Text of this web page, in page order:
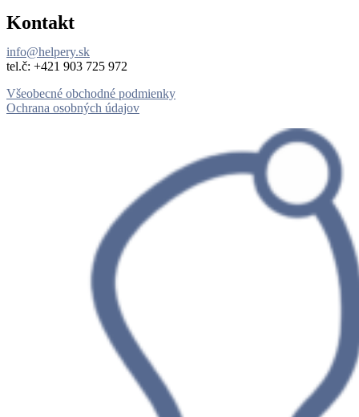
Kontakt
info@helpery.sk
tel.č: ‪+421 903 725 972
Všeobecné obchodné podmienky
Ochrana osobných údajov